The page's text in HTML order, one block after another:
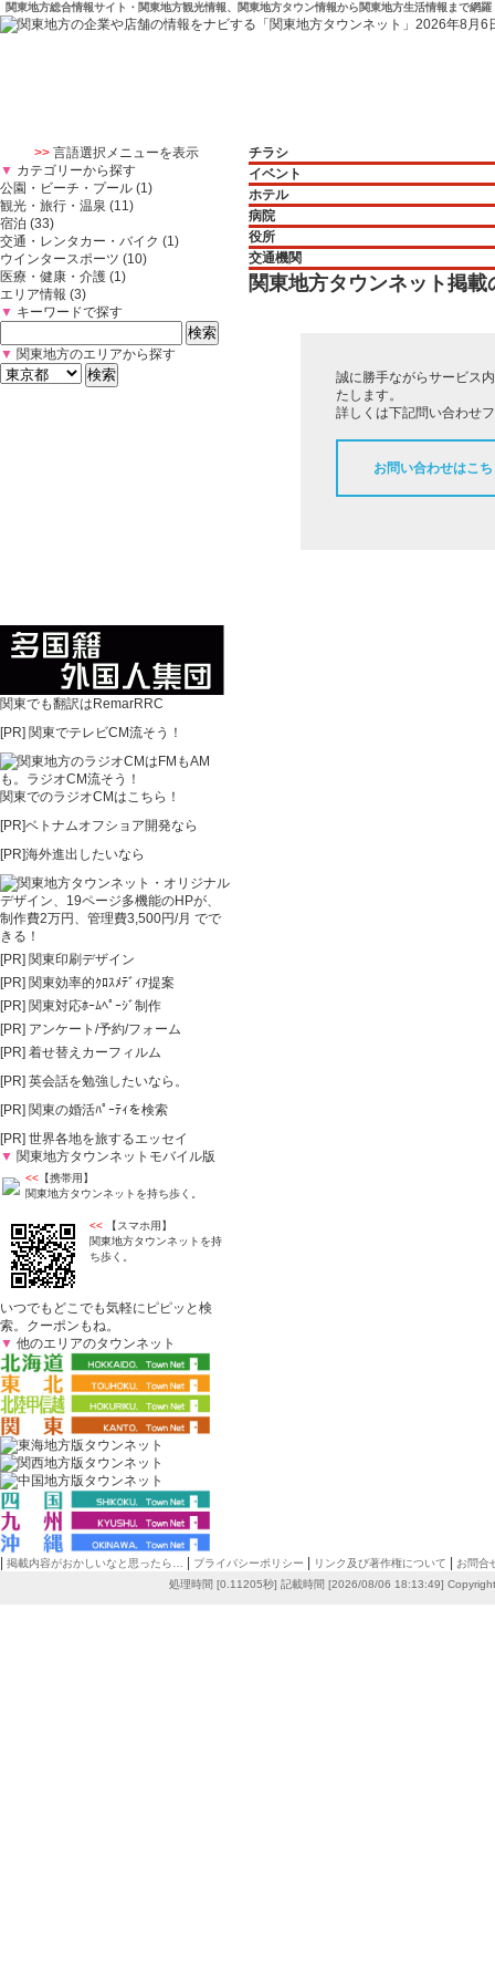
関東地方総合情報サイト・関東地方観光情報、関東地方タウン情報から関東地方生活情報まで網羅
>>言語選択メニューを表示
▼ カテゴリーから探す
公園・ビーチ・プール (1)
観光・旅行・温泉 (11)
宿泊 (33)
交通・レンタカー・バイク (1)
ウインタースポーツ (10)
医療・健康・介護 (1)
エリア情報 (3)
▼ キーワードで探す
▼ 関東地方のエリアから探す
関東でも翻訳はRemarRRC
[PR] 関東でテレビCM流そう！
関東でのラジオCMはこちら！
[PR]ベトナムオフショア開発なら
[PR]海外進出したいなら
[PR] 関東印刷デザイン
[PR] 関東効率的ｸﾛｽﾒﾃﾞｨｱ提案
[PR] 関東対応ﾎｰﾑﾍﾟｰｼﾞ制作
[PR] アンケート/予約/フォーム
[PR] 着せ替えカーフィルム
[PR] 英会話を勉強したいなら。
[PR] 関東の婚活ﾊﾟｰﾃｨを検索
[PR] 世界各地を旅するエッセイ
▼ 関東地方タウンネットモバイル版
<< 【携帯用】
関東地方タウンネットを持ち歩く。
<< 【スマホ用】
関東地方タウンネットを持
ち歩く。
いつでもどこでも気軽にピピッと検
索。クーポンもね。
▼ 他のエリアのタウンネット
チラシ
イベント
ホテル
病院
役所
交通機関
関東地方タウンネット掲載
誠に勝手ながらサービス
たします。
詳しくは下記問い合わせ
お問い合わせはこ
| 掲載内容がおかしいなと思ったら… | プライバシーポリシー | リンク及び著作権について | お問合
処理時間 [0.11205秒] 記載時間 [2026/08/06 18:13:49]